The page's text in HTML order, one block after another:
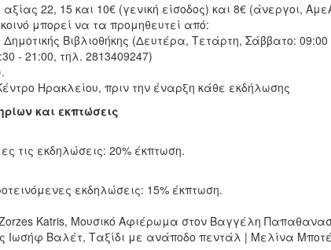
22, 15 και 10€ (γενική είσοδος) και 8€ (άνεργοι,
μπορεί να τα προμηθευτεί από:
Βιβλιοθήκης (Δευτέρα, Τετάρτη, Σάββατο:
- 21:00, τηλ. 2813409247)
.
Ηρακλείου, πριν την έναρξη κάθε εκδήλωσης
και εκπτώσεις
τις εκδηλώσεις: 20% έκπτωση.
εκδηλώσεις: 15% έκπτωση.
Katris, Μουσικό Αφιέρωμα στον Βαγγέλη
Ιωσήφ Βαλέτ, Ταξίδι με ανάποδο πεντάλ | Μελίνα